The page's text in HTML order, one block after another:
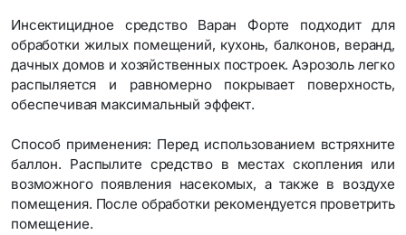
Инсектицидное средство Варан Форте подходит для
обработки жилых помещений, кухонь, балконов, веранд,
дачных домов и хозяйственных построек. Аэрозоль легко
распыляется и равномерно покрывает поверхность,
обеспечивая максимальный эффект.
Способ применения: Перед использованием встряхните
баллон. Распылите средство в местах скопления или
возможного появления насекомых, а также в воздухе
помещения. После обработки рекомендуется проветрить
помещение.